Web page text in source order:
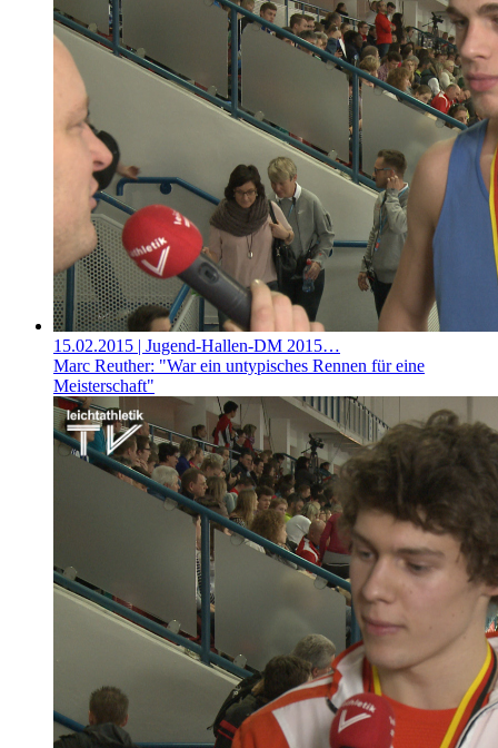
15.02.2015 | Jugend-Hallen-DM 2015…
Marc Reuther: "War ein untypisches Rennen für eine
Meisterschaft"